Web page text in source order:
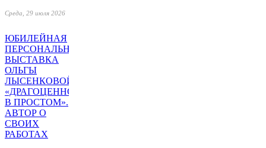
Среда, 29 июля 2026
ЮБИЛЕЙНАЯ
ПЕРСОНАЛЬНАЯ
ВЫСТАВКА
ОЛЬГЫ
ЛЫСЕНКОВОЙ
«ДРАГОЦЕННОЕ
В ПРОСТОМ».
АВТОР О
СВОИХ
РАБОТАХ